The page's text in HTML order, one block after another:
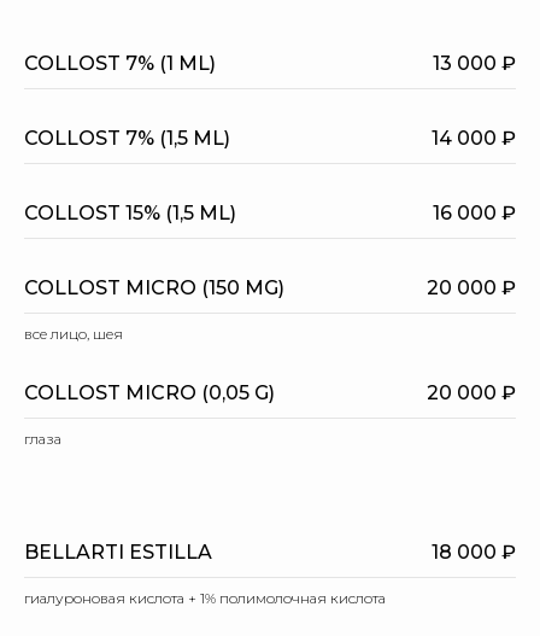
COLLOST 7% (1 ML) 13 000 ₽
COLLOST 7% (1,5 ML) 14 000 ₽
COLLOST 15% (1,5 ML) 16 000 ₽
COLLOST MICRO (150 MG) 20 000 ₽
все лицо, шея
COLLOST MICRO (0,05 G) 20 000 ₽
глаза
BELLARTI ESTILLA 18 000 ₽
гиалуроновая кислота + 1% полимолочная кислота